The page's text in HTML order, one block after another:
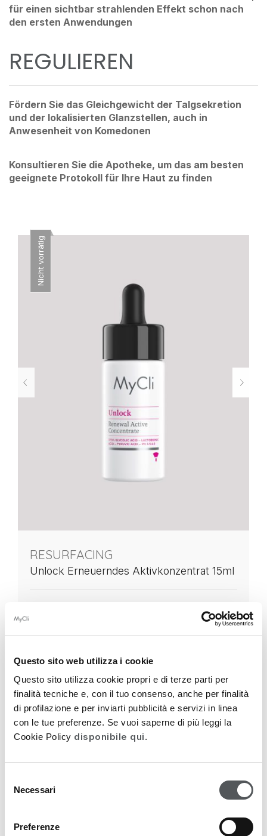
Questo sito web utilizza i cookie
Questo sito utilizza cookie propri e di terze parti per
finalità tecniche e, con il tuo consenso, anche per finalità
di profilazione e per inviarti pubblicità e servizi in linea
con le tue preferenze. Se vuoi saperne di più leggi la
Cookie Policy disponibile qui.
delNecessari
Preferenze
für einen sichtbar strahlenden Effekt schon nach
den ersten Anwendungen
REGULIEREN
Fördern Sie das Gleichgewicht der Talgsekretion
und der lokalisierten Glanzstellen, auch in
Anwesenheit von Komedonen
Konsultieren Sie die Apotheke, um das am besten
geeignete Protokoll für Ihre Haut zu finden
Nicht vorrätig
RESURFACING
Unlock Erneuerndes Aktivkonzentrat 15ml
Nicht vorrätig